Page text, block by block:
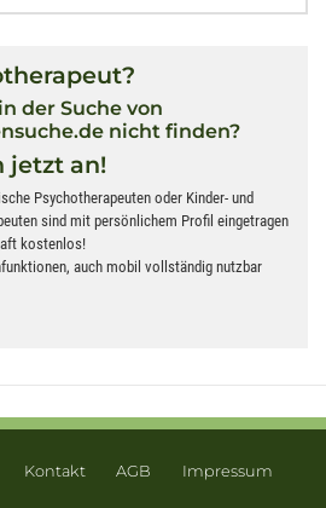
der Suche von
nicht finden?
jetzt an!
Psychotherapeuten oder Kinder- und
sind mit persönlichem Profil eingetragen
kostenlos!
auch mobil vollständig nutzbar
Kontakt AGB Impressum